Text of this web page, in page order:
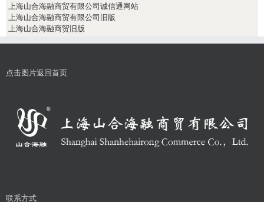
上海山合海融商贸有限公司诚信通网站
上海山合海融商贸有限公司旧版
上海山合海融商贸旧版
点击图片返回首页
联系方式